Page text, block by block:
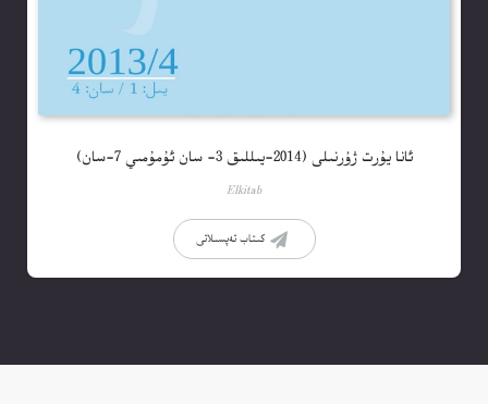
ئانا يۇرت ژۇرنىلى (2014-يىللىق 3- سان ئۇمۇمىي 7-سان)
Elkitab
كىتاب تەپسىلاتى